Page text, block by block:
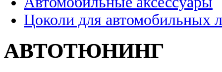
Цоколи для автомобильных
АВТОТЮНИНГ